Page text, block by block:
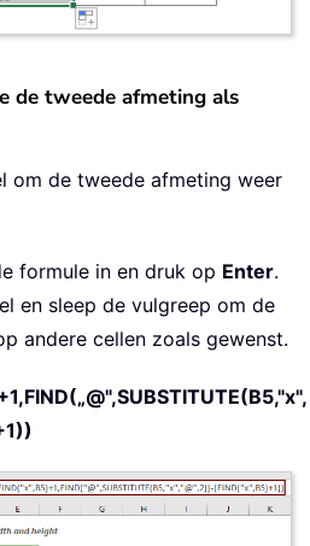
de tweede afmeting als
om de tweede afmeting weer
formule in en druk op Enter.
en sleep de vulgreep om de
andere cellen zoals gewenst.